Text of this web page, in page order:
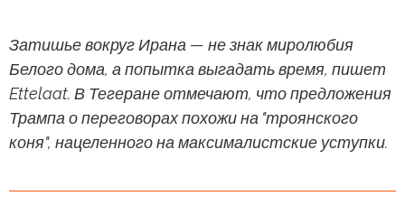
Затишье вокруг Ирана — не знак миролюбия
Белого дома, а попытка выгадать время, пишет
Ettelaat. В Тегеране отмечают, что предложения
Трампа о переговорах похожи на "троянского
коня", нацеленного на максималистские уступки.